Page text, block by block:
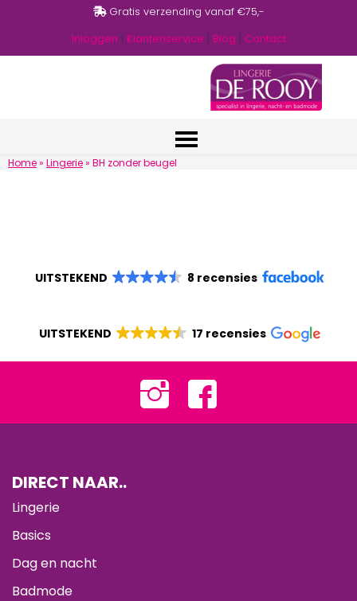
Gratis verzending vanaf €75,-
Inloggen | Klantenservice | Blog | Contact
Home» Lingerie» BH zonder beugel
UITSTEKEND 8 recensies
UITSTEKEND 17 recensies
DIRECT NAAR..
Lingerie
Basics
Dag en nacht
Badmode